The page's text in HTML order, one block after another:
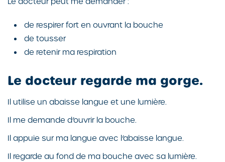
de respirer fort en ouvrant la bouche
de tousser
de retenir ma respiration
Le docteur regarde ma gorge.
Il utilise un abaisse langue et une lumière.
Il me demande d’ouvrir la bouche.
Il appuie sur ma langue avec l’abaisse langue.
Il regarde au fond de ma bouche avec sa lumière.